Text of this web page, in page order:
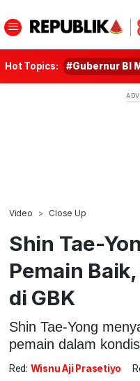
Hot Topics: #Gubernur BI
Video Close Up
Shin Tae-
Pemain
di GBK
Shin Tae-Yong
pemain dalam
Red: Wisnu Aji Prasetiyo